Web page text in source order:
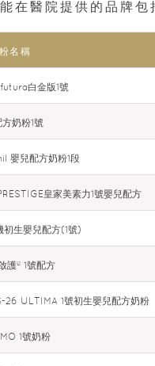
在醫院提供的品牌包
名稱
白金版1號
奶粉1號
嬰兒配方奶粉1段
皇家美素力1號嬰兒配方
初生嬰兒配方(1號)
護® 1號配方
26 ULTIMA 1號初生嬰兒配方奶粉
1號奶粉